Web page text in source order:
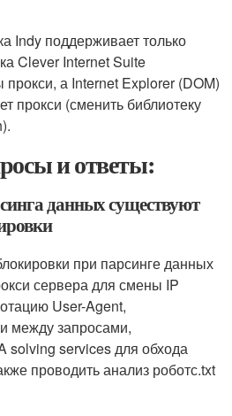
Indy поддерживает только
Clever Internet Suite
а Internet Explorer (DOM)
прокси (сменить библиотеку
и ответы:
данных существуют
при парсинге данных
сервера для смены IP
User-Agent,
между запросами,
solving services для обхода
проводить анализ роботс.txt